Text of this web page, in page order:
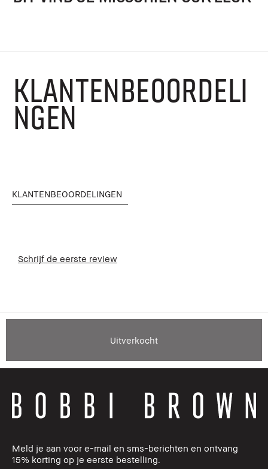
KLANTENBEOORDELI
NGEN
KLANTENBEOORDELINGEN
Schrijf de eerste review
Uitverkocht
Meld je aan voor e-mail en sms-berichten en ontvang
15% korting op je eerste bestelling.